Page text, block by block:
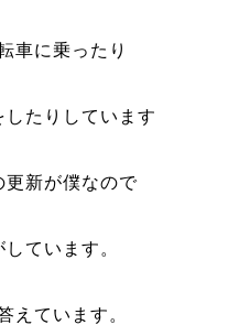
車に乗ったり
たりしています
更新が僕なので
ています。
えています。